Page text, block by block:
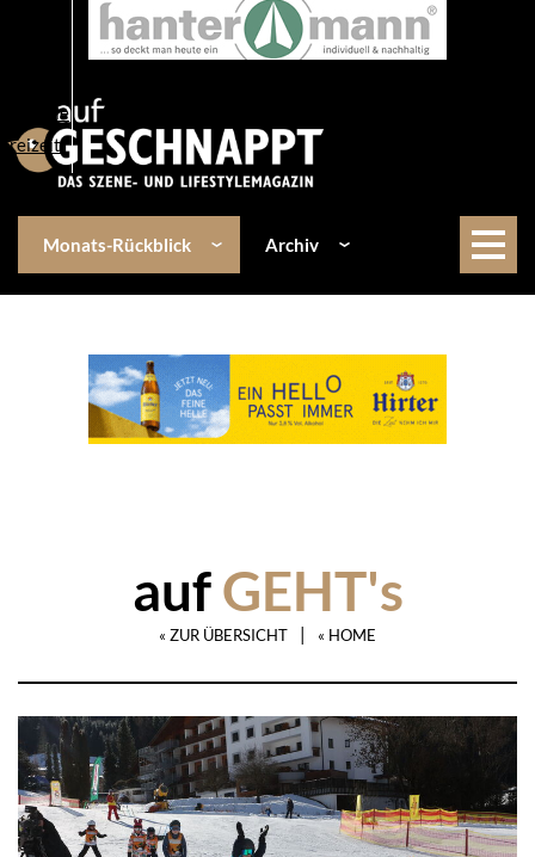
Lifestyle
Freizeit
Monats-Rückblick Archiv
aufGEHT's
« ZUR ÜBERSICHT | « HOME